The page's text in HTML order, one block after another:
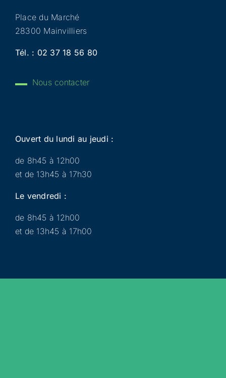
Place du Marché
28300 Mainvilliers
Tél. : 02 37 18 56 80
Nous contacter
Ouvert du lundi au jeudi :
de 8h45 à 12h00
et de 13h45 à 17h30
Le vendredi :
de 8h45 à 12h00
et de 13h45 à 17h00